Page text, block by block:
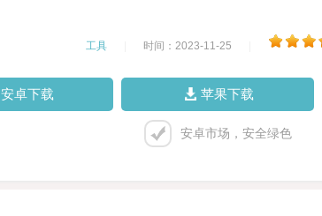
工具 时间：2023-11-25
安卓下载 苹果下载
安卓市场，安全绿色